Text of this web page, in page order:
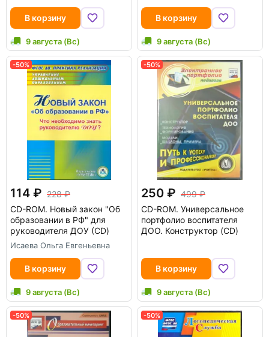
В корзину
9 августа (Вс)
В корзину
9 августа (Вс)
-50%
114
228
CD-ROM. Новый закон "Об
образовании в РФ" для
руководителя ДОУ (CD)
Исаева Ольга Евгеньевна
В корзину
9 августа (Вс)
-50%
250
499
CD-ROM. Универсальное
портфолио воспитателя
ДОО. Конструктор (CD)
В корзину
9 августа (Вс)
-50% -50%